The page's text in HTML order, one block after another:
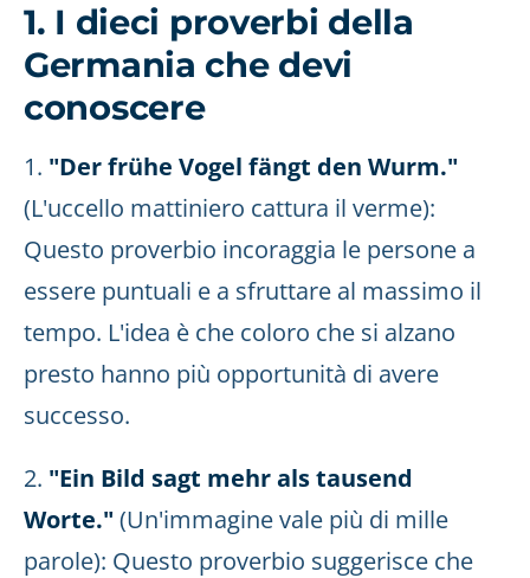
1. I dieci proverbi della
Germania che devi
conoscere
1. "Der frühe Vogel fängt den Wurm."
(L'uccello mattiniero cattura il verme):
Questo proverbio incoraggia le persone a
essere puntuali e a sfruttare al massimo il
tempo. L'idea è che coloro che si alzano
presto hanno più opportunità di avere
successo.
2. "Ein Bild sagt mehr als tausend
Worte."(Un'immagine vale più di mille
parole): Questo proverbio suggerisce che